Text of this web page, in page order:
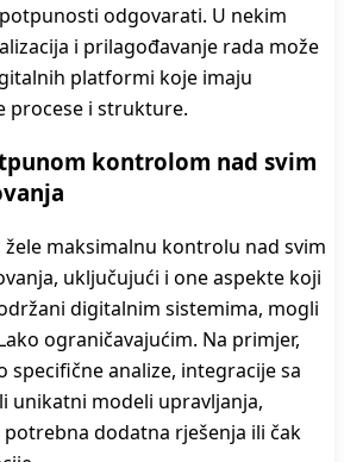
odgovarati. U nekim
i prilagođavanje rada može
platformi koje imaju
procese i strukture.
kontrolom nad svim
maksimalnu kontrolu nad svim
uključujući i one aspekte koji
digitalnim sistemima, mogli
ograničavajućim. Na primjer,
specifične analize, integracije sa
unikatni modeli upravljanja,
dodatna rješenja ili čak